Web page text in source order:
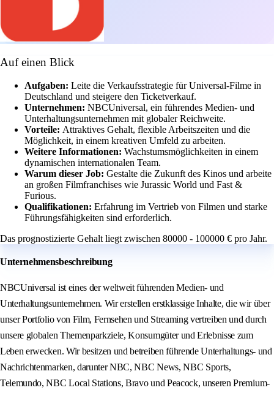
Auf einen Blick
Aufgaben: Leite die Verkaufsstrategie für Universal-Filme in
Deutschland und steigere den Ticketverkauf.
Unternehmen: NBCUniversal, ein führendes Medien- und
Unterhaltungsunternehmen mit globaler Reichweite.
Vorteile: Attraktives Gehalt, flexible Arbeitszeiten und die
Möglichkeit, in einem kreativen Umfeld zu arbeiten.
Weitere Informationen: Wachstumsmöglichkeiten in einem
dynamischen internationalen Team.
Warum dieser Job: Gestalte die Zukunft des Kinos und arbeite
an großen Filmfranchises wie Jurassic World und Fast &
Furious.
Qualifikationen: Erfahrung im Vertrieb von Filmen und starke
Führungsfähigkeiten sind erforderlich.
Das prognostizierte Gehalt liegt zwischen 80000 - 100000 € pro Jahr.
Unternehmensbeschreibung
NBCUniversal ist eines der weltweit führenden Medien- und
Unterhaltungsunternehmen. Wir erstellen erstklassige Inhalte, die wir über
unser Portfolio von Film, Fernsehen und Streaming vertreiben und durch
unsere globalen Themenparkziele, Konsumgüter und Erlebnisse zum
Leben erwecken. Wir besitzen und betreiben führende Unterhaltungs- und
Nachrichtenmarken, darunter NBC, NBC News, NBC Sports,
Telemundo, NBC Local Stations, Bravo und Peacock, unseren Premium-